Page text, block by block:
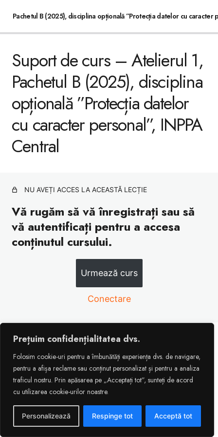
Prețuim confidențialitatea dvs.
Folosim cookie-uri pentru a îmbunătăți experiența dvs. de navigare,
pentru a afișa reclame sau conținut personalizat și pentru a analiza
traficul nostru. Prin apăsarea pe „Acceptați tot”, sunteți de acord
cu utilizarea cookie-urilor noastre.
Personalizează Respinge tot Acceptă tot
Pachetul B (2025), disciplina opțională ”Protecția datelor cu caracter
Suport de curs – Atelierul 1, Pachetul B (2025),
disciplina opțională ”Protecția datelor cu caracter
personal”, INPPA Central
Suport de curs – Atelierul 2, Pachetul B (2025), disciplina
opțională ”Protecția datelor cu caracter personal”, INPPA
Central
Suport de curs – Atelierul 3, Pachetul B (2025), disciplina
opțională ”Protecția datelor cu caracter personal”, INPPA
Central
Suport de curs – Atelierul 1,
Pachetul B (2025), disciplina
opțională ”Protecția datelor
cu caracter personal”, INPPA
Central
NU AVEȚI ACCES LA ACEASTĂ LECȚIE
Vă rugăm să vă înregistrați sau să
vă autentificați pentru a accesa
conținutul cursului.
Urmează curs
Conectare
Atelier 1 Suport de curs – Protectia datelor cu
caracter personal 2025
Previous Next